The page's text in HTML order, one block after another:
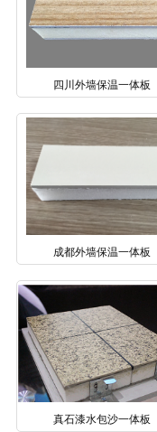
四川外墙保温一体板
成都外墙保温一体板
真石漆水包沙一体板